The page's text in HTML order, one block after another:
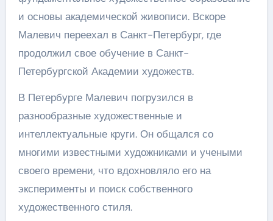
и основы академической живописи. Вскоре
Малевич переехал в Санкт-Петербург, где
продолжил свое обучение в Санкт-
Петербургской Академии художеств.
В Петербурге Малевич погрузился в
разнообразные художественные и
интеллектуальные круги. Он общался со
многими известными художниками и учеными
своего времени, что вдохновляло его на
эксперименты и поиск собственного
художественного стиля.